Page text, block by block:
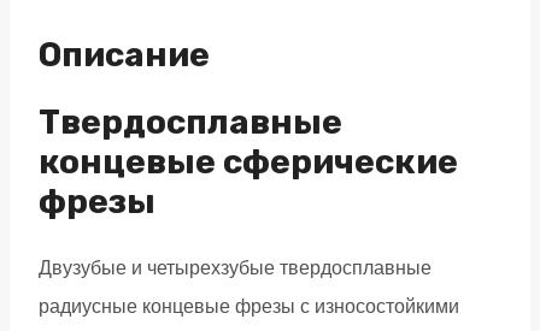
65,
Nano
Blue,
5x10x75
R2,5
Описание
Твердосплавные
концевые сферические
фрезы
Двузубые и четырехзубые твердосплавные
радиусные концевые фрезы с износостойкими